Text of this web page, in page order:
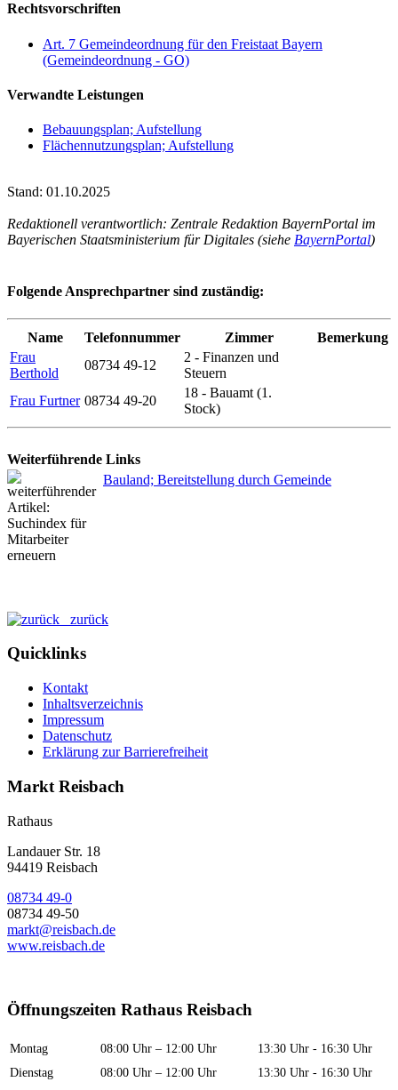
Rechtsvorschriften
Art. 7 Gemeindeordnung für den Freistaat Bayern
(Gemeindeordnung - GO)
Verwandte Leistungen
Bebauungsplan; Aufstellung
Flächennutzungsplan; Aufstellung
Stand: 01.10.2025
Redaktionell verantwortlich: Zentrale Redaktion BayernPortal im
Bayerischen Staatsministerium für Digitales (siehe BayernPortal)
Folgende Ansprechpartner sind zuständig:
Name Telefonnummer Zimmer
Bemerkung
Frau
Berthold
08734 49-12
2 - Finanzen und
Steuern
Frau Furtner 08734 49-20
18 - Bauamt (1.
Stock)
Weiterführende Links
Bauland; Bereitstellung durch Gemeinde
zurück
Quicklinks
Kontakt
Inhaltsverzeichnis
Impressum
Datenschutz
Erklärung zur Barrierefreiheit
Markt Reisbach
Rathaus
Landauer Str. 18
94419 Reisbach
08734 49-0
08734 49-50
markt@reisbach.de
www.reisbach.de
Öffnungszeiten Rathaus Reisbach
Montag 08:00 Uhr – 12:00 Uhr
13:30 Uhr - 16:30 Uhr
Dienstag
08:00 Uhr – 12:00 Uhr
13:30 Uhr - 16:30 Uhr